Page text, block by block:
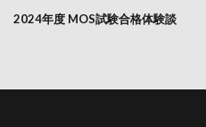
2024年度 MOS試験合格体験談